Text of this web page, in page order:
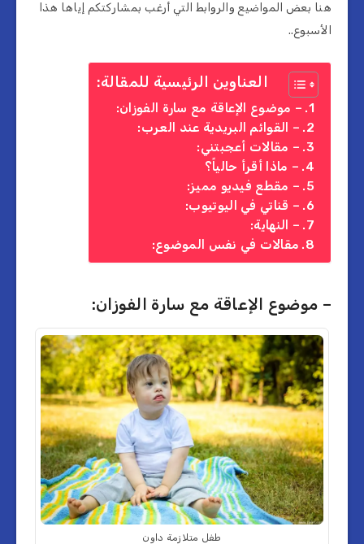
هنا بعض المواضيع والروابط التي أرغب بمشاركتكم إياها هذا
الأسبوع..
العناوين الرئيسية للمقالة:
– موضوع الإعاقة مع سارة الفوزان:
– القوائم البريدية عند العرب:
– مقالات أعجبتني:
– ماذا أقرأ حالياً؟
– مقطع فيديو مميز:
– قناتي في اليوتيوب:
– النهاية:
مقالات في نفس الموضوع:
– موضوع الإعاقة مع سارة الفوزان:
طفل متلازمة داون